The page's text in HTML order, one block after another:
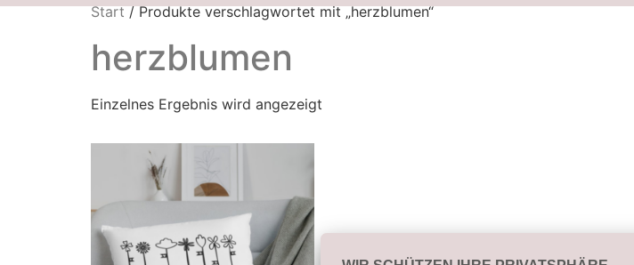
Start/ Produkte verschlagwortet mit „herzblumen“
herzblumen
Einzelnes Ergebnis wird angezeigt